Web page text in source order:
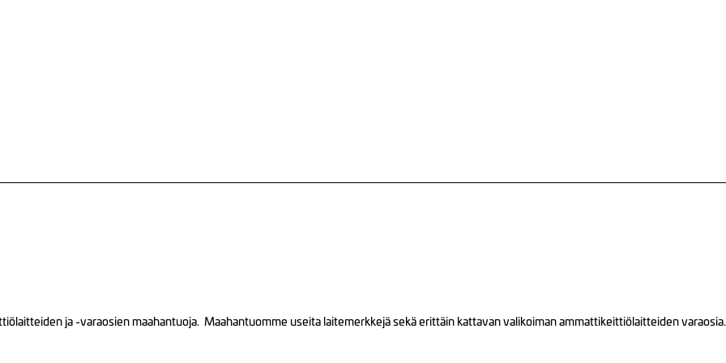
ja -varaosien maahantuoja. Maahantuomme useita laitemerkkejä sekä erittäin kattavan valikoiman ammattikeittiölaitteiden varaosia.